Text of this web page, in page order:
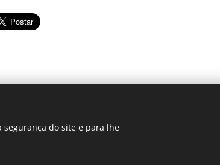
do site e para lhe